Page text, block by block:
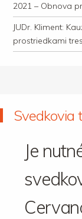
2021 – Obnova
JUDr. Kliment:
prostriedkami
Svedkovia
Je